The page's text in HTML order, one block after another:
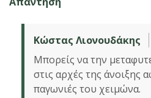
Κώστας Λιονουδάκης
Μπορείς να την
στις αρχές της άνοιξης
παγωνιές του χειμώνα.